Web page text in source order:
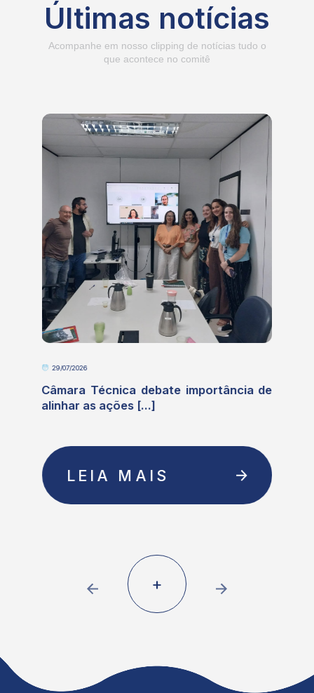
Últimas notícias
Acompanhe em nosso clipping de notícias tudo o
que acontece no comitê
29/07/2026
Câmara Técnica debate importância de
alinhar as ações [...]
LEIA MAIS
+